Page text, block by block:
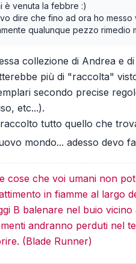
è venuta la febbre :)
dire che fino ad ora ho
qualunque pezzo rimedio
collezione di Andrea e
più di "raccolta"
secondo precise
etc...).
tutto quello che
mondo... adesso devo
cose che voi umani non
in fiamme al largo
B balenare nel buio
andranno perduti nel
(Blade Runner)